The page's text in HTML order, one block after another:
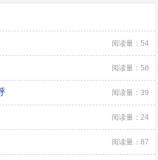
阅读量：54
阅读量：58
阅读量：39
阅读量：24
阅读量：87